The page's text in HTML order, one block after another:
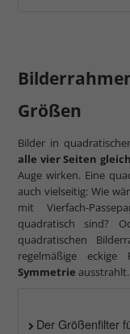
Größen
Bilder in
alle vier Seiten
Auge wirken. Eine
auch vielseitig: Wie
mit Vierfach-
quadratisch sind?
quadratischen
regelmäßige
Symmetrie ausstrahlt.
Der Größenfilter